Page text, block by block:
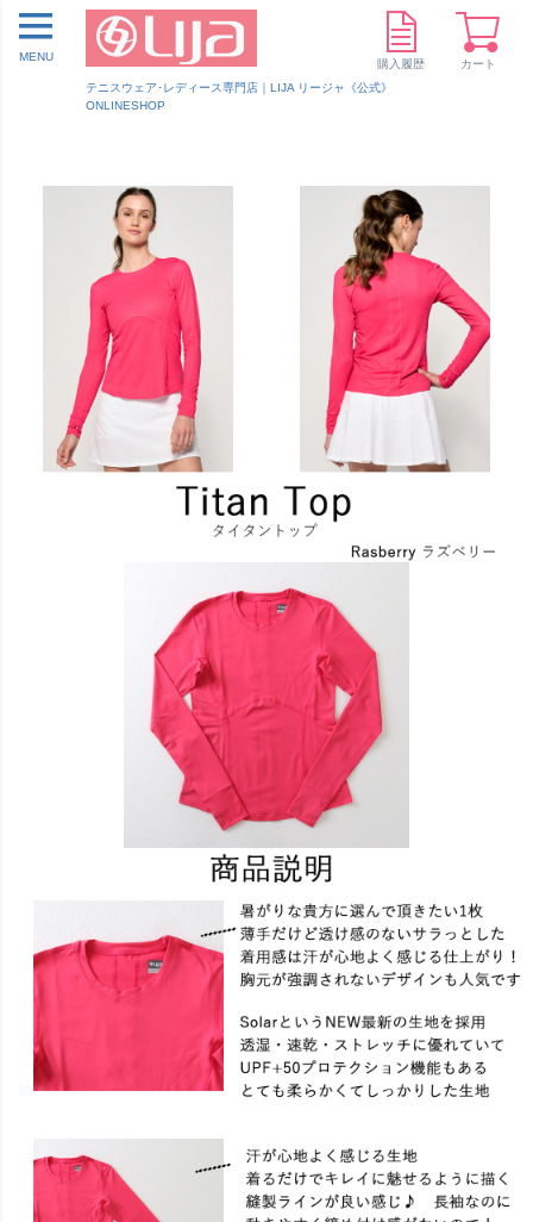
テニスウェア･レディース専門店｜LIJA リージャ《公式》
ONLINESHOP
MENU
購入履歴 カート